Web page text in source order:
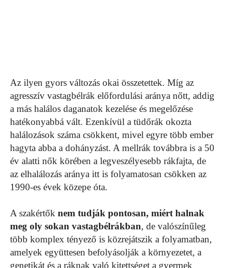
Az ilyen gyors változás okai összetettek. Míg az
agresszív vastagbélrák előfordulási aránya nőtt, addig
a más halálos daganatok kezelése és megelőzése
hatékonyabbá vált. Ezenkívül a tüdőrák okozta
halálozások száma csökkent, mivel egyre több ember
hagyta abba a dohányzást. A mellrák továbbra is a 50
év alatti nők körében a legveszélyesebb rákfajta, de
az elhalálozás aránya itt is folyamatosan csökken az
1990-es évek közepe óta.
A szakértők nem tudják pontosan, miért halnak
meg oly sokan vastagbélrákban, de valószínűleg
több komplex tényező is közrejátszik a folyamatban,
amelyek együttesen befolyásolják a környezetet, a
genetikát és a ráknak való kitettséget a gyermek